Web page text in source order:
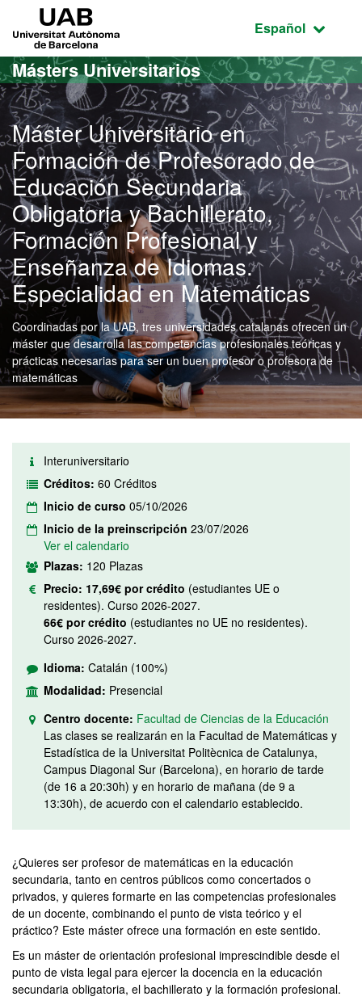
Acceso al contenido principal
Acceso a la navegación de la página
Idioma
Español
Másters Universitarios
Máster Universitario en
Formación de Profesorado de
Educación Secundaria
Obligatoria y Bachillerato,
Formación Profesional y
Enseñanza de Idiomas.
Especialidad en Matemáticas
Coordinadas por la UAB, tres universidades catalanas ofrecen un
máster que desarrolla las competencias profesionales teóricas y
prácticas necesarias para ser un buen profesor o profesora de
matemáticas
Interuniversitario
Créditos: 60 Créditos
Inicio de curso 05/10/2026
Inicio de la preinscripción 23/07/2026
Ver el calendario
Plazas: 120 Plazas
Precio: 17,69€ por crédito (estudiantes UE o
residentes). Curso 2026-2027.
66€ por crédito (estudiantes no UE no residentes).
Curso 2026-2027.
Idioma: Catalán (100%)
Modalidad: Presencial
Centro docente: Facultad de Ciencias de la Educación
Las clases se realizarán en la Facultad de Matemáticas y
Estadística de la Universitat Politècnica de Catalunya,
Campus Diagonal Sur (Barcelona), en horario de tarde
(de 16 a 20:30h) y en horario de mañana (de 9 a
13:30h), de acuerdo con el calendario establecido.
¿Quieres ser profesor de matemáticas en la educación
secundaria, tanto en centros públicos como concertados o
privados, y quieres formarte en las competencias profesionales
de un docente, combinando el punto de vista teórico y el
práctico? Este máster ofrece una formación en este sentido.
Es un máster de orientación profesional imprescindible desde el
punto de vista legal para ejercer la docencia en la educación
secundaria obligatoria, el bachillerato y la formación profesional.